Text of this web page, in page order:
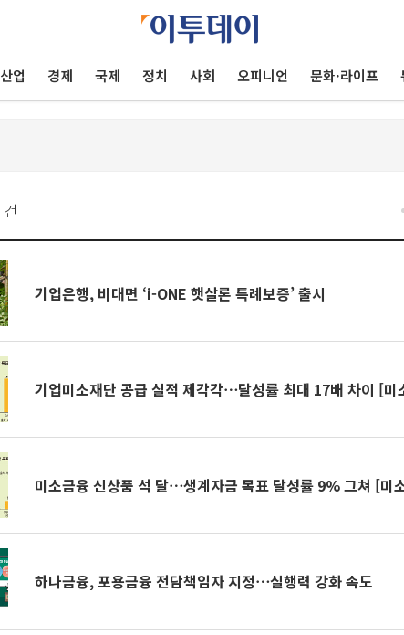
산업 경제 국제 정치 사회 오피니언 문화·라이프
건
기업은행, 비대면 ‘i-ONE 햇살론 특례보증’ 출시
기업미소재단 공급 실적 제각각⋯달성률 최대 17배 차이 [미
미소금융 신상품 석 달⋯생계자금 목표 달성률 9% 그쳐 [미
하나금융, 포용금융 전담책임자 지정⋯실행력 강화 속도